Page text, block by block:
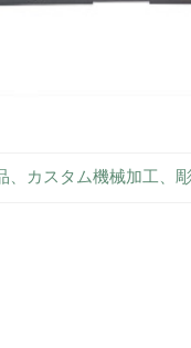
、カスタム機械加工、